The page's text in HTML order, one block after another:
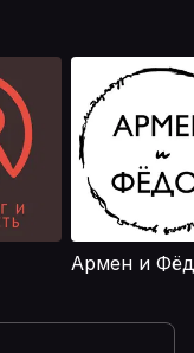
Армен и